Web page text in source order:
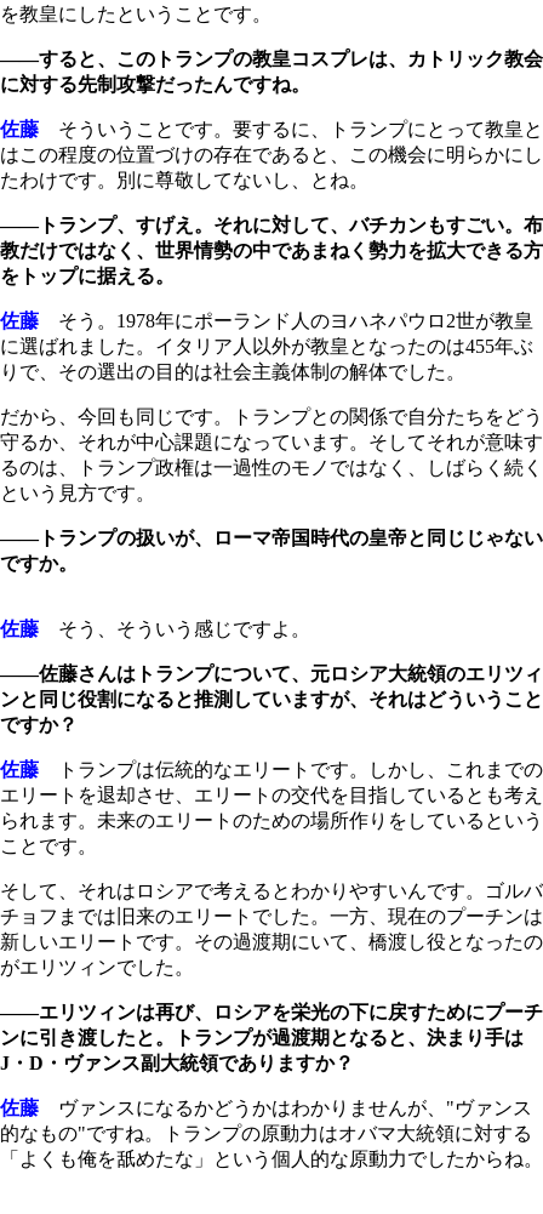
を教皇にしたということです。
――すると、このトランプの教皇コスプレは、カトリック教会
に対する先制攻撃だったんですね。
佐藤 そういうことです。要するに、トランプにとって教皇と
はこの程度の位置づけの存在であると、この機会に明らかにし
たわけです。別に尊敬してないし、とね。
――トランプ、すげえ。それに対して、バチカンもすごい。布
教だけではなく、世界情勢の中であまねく勢力を拡大できる方
をトップに据える。
佐藤 そう。1978年にポーランド人のヨハネパウロ2世が教皇
に選ばれました。イタリア人以外が教皇となったのは455年ぶ
りで、その選出の目的は社会主義体制の解体でした。
だから、今回も同じです。トランプとの関係で自分たちをどう
守るか、それが中心課題になっています。そしてそれが意味す
るのは、トランプ政権は一過性のモノではなく、しばらく続く
という見方です。
――トランプの扱いが、ローマ帝国時代の皇帝と同じじゃない
ですか。
佐藤 そう、そういう感じですよ。
――佐藤さんはトランプについて、元ロシア大統領のエリツィ
ンと同じ役割になると推測していますが、それはどういうこと
ですか？
佐藤 トランプは伝統的なエリートです。しかし、これまでの
エリートを退却させ、エリートの交代を目指しているとも考え
られます。未来のエリートのための場所作りをしているという
ことです。
そして、それはロシアで考えるとわかりやすいんです。ゴルバ
チョフまでは旧来のエリートでした。一方、現在のプーチンは
新しいエリートです。その過渡期にいて、橋渡し役となったの
がエリツィンでした。
――エリツィンは再び、ロシアを栄光の下に戻すためにプーチ
ンに引き渡したと。トランプが過渡期となると、決まり手は
J・D・ヴァンス副大統領でありますか？
佐藤 ヴァンスになるかどうかはわかりませんが、"ヴァンス
的なもの"ですね。トランプの原動力はオバマ大統領に対する
「よくも俺を舐めたな」という個人的な原動力でしたからね。